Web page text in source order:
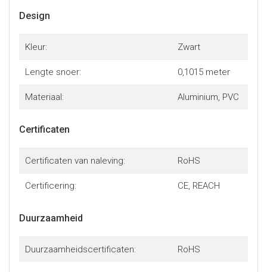
Design
Kleur: Zwart
Lengte snoer: 0,1015 meter
Materiaal: Aluminium, PVC
Certificaten
Certificaten van naleving: RoHS
Certificering: CE, REACH
Duurzaamheid
Duurzaamheidscertificaten: RoHS